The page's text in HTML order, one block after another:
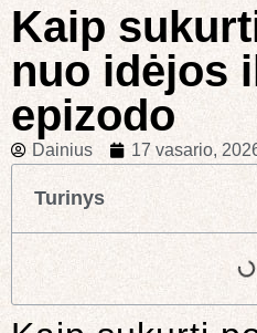
Kaip
nuo idėjos
epizodo
Dainius 17 vasario,
Turinys